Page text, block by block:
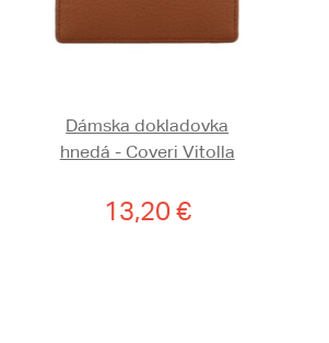
Dámska dokladovka
hnedá - Coveri Vitolla
13,20 €